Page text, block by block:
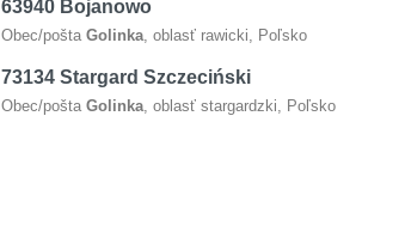
63940 Bojanowo
Obec/pošta Golinka, oblasť rawicki, Poľsko
73134 Stargard Szczeciński
Obec/pošta Golinka, oblasť stargardzki, Poľsko